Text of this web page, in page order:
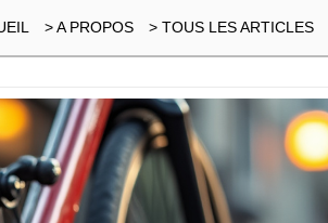
> A PROPOS > TOUS LES ARTICLES